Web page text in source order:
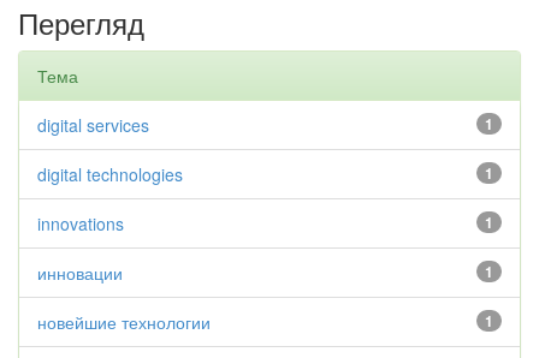
Перегляд
Тема
1
digital services
1
digital technologies
1
innovations
1
инновации
1
новейшие технологии